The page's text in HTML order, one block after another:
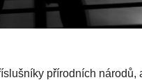
přírodních